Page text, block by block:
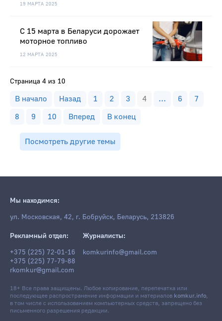
19 МАРТА 2025
12 МАРТА 2025
С 15 марта в Беларуси дорожает
моторное топливо
Страница 4 из 10
В начало Назад 1 2 3 4 ... 6
7
8
9 10 Вперед В конец
Посмотреть другие темы
Мы находимся:
ул. Московская, 42, г. Бобруйск, Беларусь, 213826
Рекламный отдел:
+375 (225) 72-01-16
+375 (225) 77-79-88
rkomkur@gmail.com
Журналисты:
komkurinfo@gmail.com
18+ Все права защищены. Любое копирование, перепечатка или
последующее распространение информации и материалов komkur.info,
в том числе с использованием компьютерных средств, запрещено без
письменного разрешения редакции.